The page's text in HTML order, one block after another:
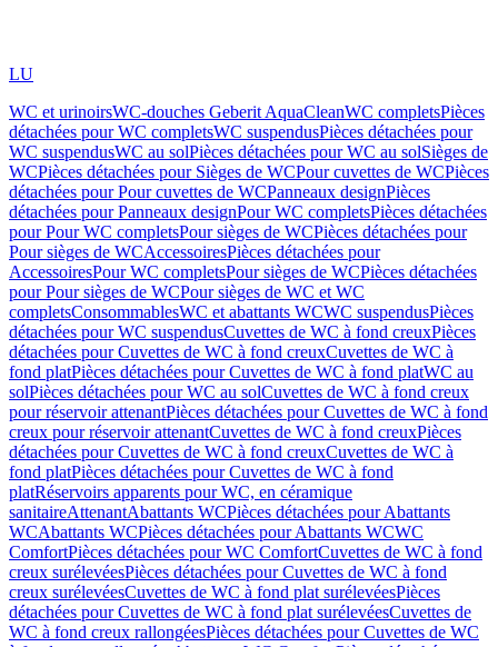
LU
WC et urinoirsWC-douches Geberit AquaCleanWC completsPièces
détachées pour WC completsWC suspendusPièces détachées pour
WC suspendusWC au solPièces détachées pour WC au solSièges de
WCPièces détachées pour Sièges de WCPour cuvettes de WCPièces
détachées pour Pour cuvettes de WCPanneaux designPièces
détachées pour Panneaux designPour WC completsPièces détachées
pour Pour WC completsPour sièges de WCPièces détachées pour
Pour sièges de WCAccessoiresPièces détachées pour
AccessoiresPour WC completsPour sièges de WCPièces détachées
pour Pour sièges de WCPour sièges de WC et WC
completsConsommablesWC et abattants WCWC suspendusPièces
détachées pour WC suspendusCuvettes de WC à fond creuxPièces
détachées pour Cuvettes de WC à fond creuxCuvettes de WC à
fond platPièces détachées pour Cuvettes de WC à fond platWC au
solPièces détachées pour WC au solCuvettes de WC à fond creux
pour réservoir attenantPièces détachées pour Cuvettes de WC à fond
creux pour réservoir attenantCuvettes de WC à fond creuxPièces
détachées pour Cuvettes de WC à fond creuxCuvettes de WC à
fond platPièces détachées pour Cuvettes de WC à fond
platRéservoirs apparents pour WC, en céramique
sanitaireAttenantAbattants WCPièces détachées pour Abattants
WCAbattants WCPièces détachées pour Abattants WCWC
ComfortPièces détachées pour WC ComfortCuvettes de WC à fond
creux surélevéesPièces détachées pour Cuvettes de WC à fond
creux surélevéesCuvettes de WC à fond plat surélevéesPièces
détachées pour Cuvettes de WC à fond plat surélevéesCuvettes de
WC à fond creux rallongéesPièces détachées pour Cuvettes de WC